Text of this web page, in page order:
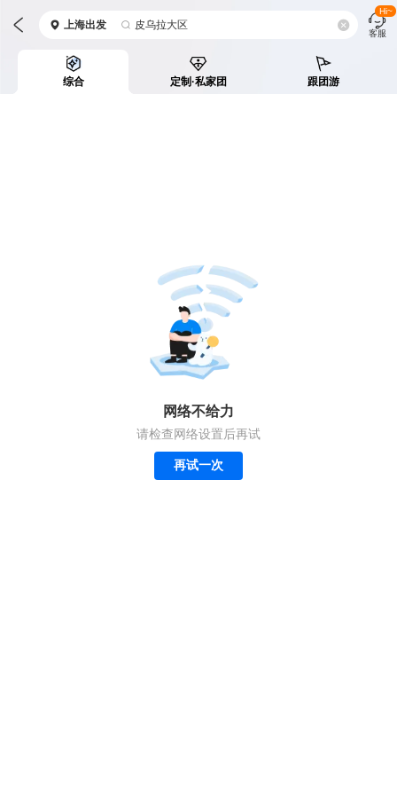
上海出发 皮乌拉大区
客服
Hi~
综合 定制·私家团 跟团游
网络不给力
请检查网络设置后再试
再试一次